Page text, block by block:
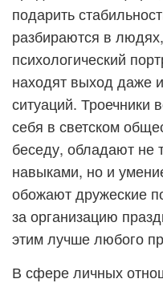
подарить
разбираются в
психологический
находят выход даже
ситуаций. Троечники
себя в светском
беседу, обладают не
навыками, но и
обожают дружеские
за организацию
этим лучше любого
В сфере личных